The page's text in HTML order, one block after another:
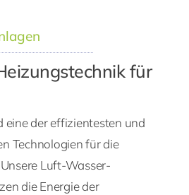
für
der effizientesten und
Technologien für die
Luft-Wasser-
die Energie der